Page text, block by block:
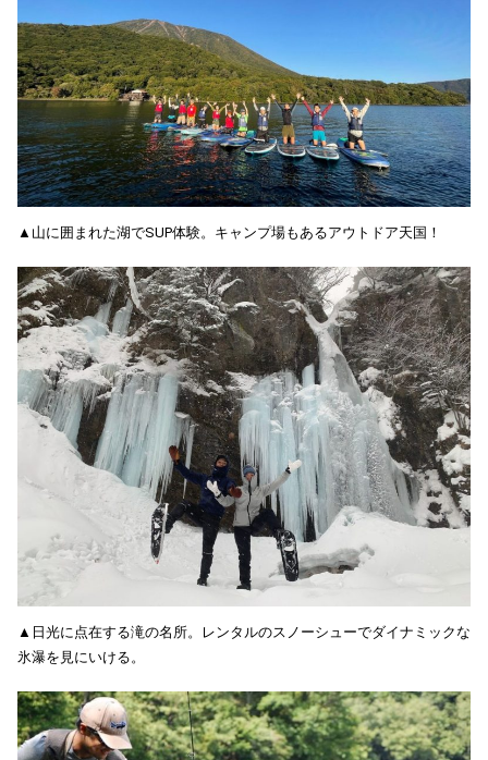
▲山に囲まれた湖でSUP体験。キャンプ場もあるアウトドア天国！
▲日光に点在する滝の名所。レンタルのスノーシューでダイナミックな
氷瀑を見にいける。